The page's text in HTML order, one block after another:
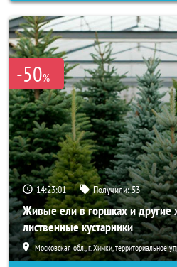
-50%
14:23:00 Получили:53
Живые ели в горшках и другие
лиственные кустарники
Московская обл., г. Химки, территориальное